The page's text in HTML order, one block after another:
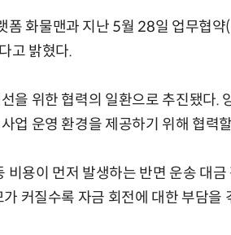
폼 화물맨과 지난 5월 28일 업무협
고 밝혔다.
을 위한 협력의 일환으로 추진됐다.
업 운영 환경을 제공하기 위해 협력
비용이 먼저 발생하는 반면 운송 대
커질수록 자금 회전에 대한 부담을